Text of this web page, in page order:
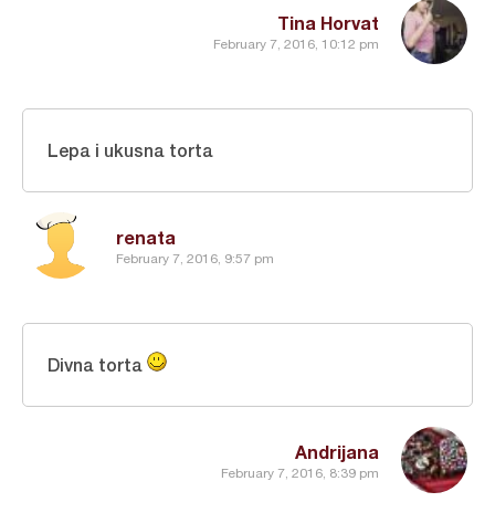
Tina Horvat
February 7, 2016, 10:12 pm
renata
February 7, 2016, 9:57 pm
Lepa i ukusna torta
Andrijana
February 7, 2016, 8:39 pm
Divna torta